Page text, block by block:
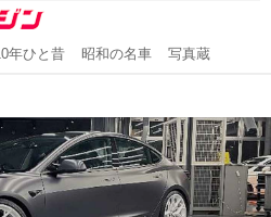
年ひと昔 昭和の名車 写真蔵